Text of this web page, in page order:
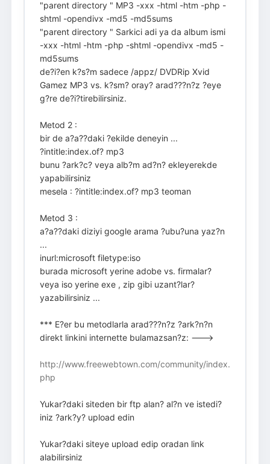
"parent directory " MP3 -xxx -html -htm -php -
shtml -opendivx -md5 -md5sums
"parent directory " Sarkici adi ya da album ismi
-xxx -html -htm -php -shtml -opendivx -md5 -
md5sums
de?i?en k?s?m sadece /appz/ DVDRip Xvid
Gamez MP3 vs. k?sm? oray? arad???n?z ?eye
g?re de?i?tirebilirsiniz.
Metod 2 :
bir de a?a??daki ?ekilde deneyin ...
?intitle:index.of? mp3
bunu ?ark?c? veya alb?m ad?n? ekleyerekde
yapabilirsiniz
mesela : ?intitle:index.of? mp3 teoman
Metod 3 :
a?a??daki diziyi google arama ?ubu?una yaz?n
...
inurl:microsoft filetype:iso
burada microsoft yerine adobe vs. firmalar?
veya iso yerine exe , zip gibi uzant?lar?
yazabilirsiniz ...
*** E?er bu metodlarla arad???n?z ?ark?n?n
direkt linkini internette bulamazsan?z: --->
http://www.freewebtown.com/community/index.
php
Yukar?daki siteden bir ftp alan? al?n ve istedi?
iniz ?ark?y? upload edin
Yukar?daki siteye upload edip oradan link
alabilirsiniz